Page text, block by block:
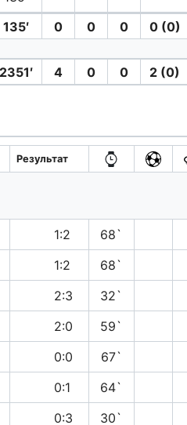
135′ 0 0 0 0 (0)
2351′ 4 0 0 2 (0)
Результат
1:2 68`
1:2 68`
2:3 32`
2:0 59`
0:0 67`
0:1 64`
0:3 30`